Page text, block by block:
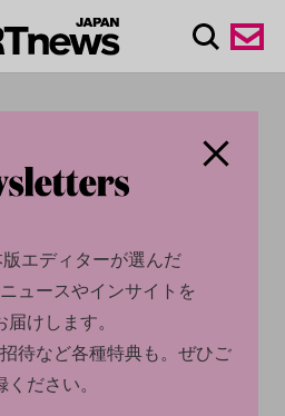
レポルスカ
エディターが選んだ
ュースやインサイトを
けします。
待など各種特典も。ぜひご
ください。